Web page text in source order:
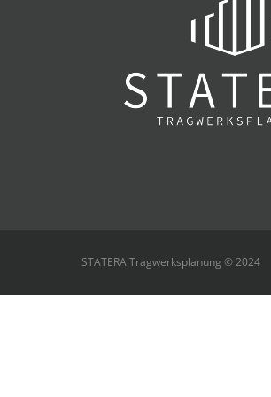
STATERA Tragwerksplanung © 2024